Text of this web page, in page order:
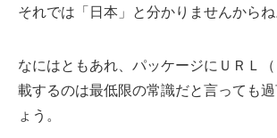
それでは「日本」と分かりませんからね
なにはともあれ、パッケージにＵＲＬ
載するのは最低限の常識だと言っても
ょう。